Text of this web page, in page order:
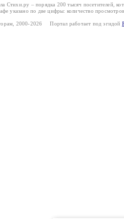
Стихи.ру – порядка 200 тысяч посетителей,
указано по две цифры: количество просмотров
2000-2026 Портал работает под эгидой